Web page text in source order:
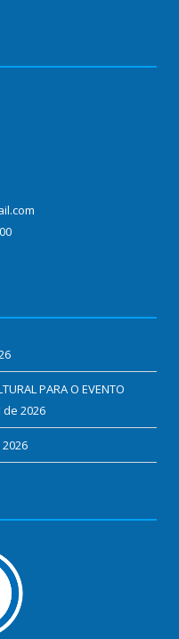
PARA O EVENTO
2026